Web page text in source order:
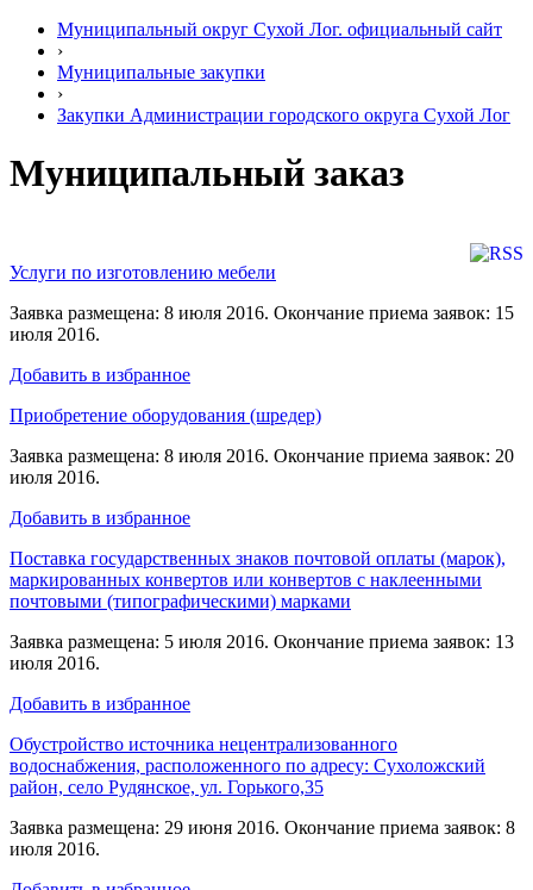
Муниципальный округ Сухой Лог. официальный сайт
›
Муниципальные закупки
›
Закупки Администрации городского округа Сухой Лог
Муниципальный заказ
Услуги по изготовлению мебели
Заявка размещена: 8 июля 2016. Окончание приема заявок: 15
июля 2016.
Добавить в избранное
Приобретение оборудования (шредер)
Заявка размещена: 8 июля 2016. Окончание приема заявок: 20
июля 2016.
Добавить в избранное
Поставка государственных знаков почтовой оплаты (марок),
маркированных конвертов или конвертов с наклеенными
почтовыми (типографическими) марками
Заявка размещена: 5 июля 2016. Окончание приема заявок: 13
июля 2016.
Добавить в избранное
Обустройство источника нецентрализованного
водоснабжения, расположенного по адресу: Сухоложский
район, село Рудянское, ул. Горького,35
Заявка размещена: 29 июня 2016. Окончание приема заявок: 8
июля 2016.